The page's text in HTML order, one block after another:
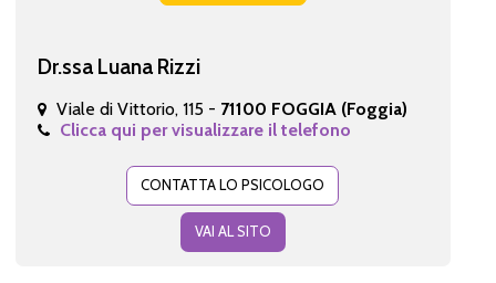
Dr.ssa Luana Rizzi
Viale di Vittorio, 115 - 71100 FOGGIA (Foggia)
Clicca qui per visualizzare il telefono
CONTATTA LO PSICOLOGO
VAI AL SITO